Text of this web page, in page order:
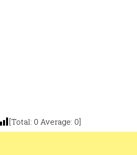
[Total: 0 Average: 0]